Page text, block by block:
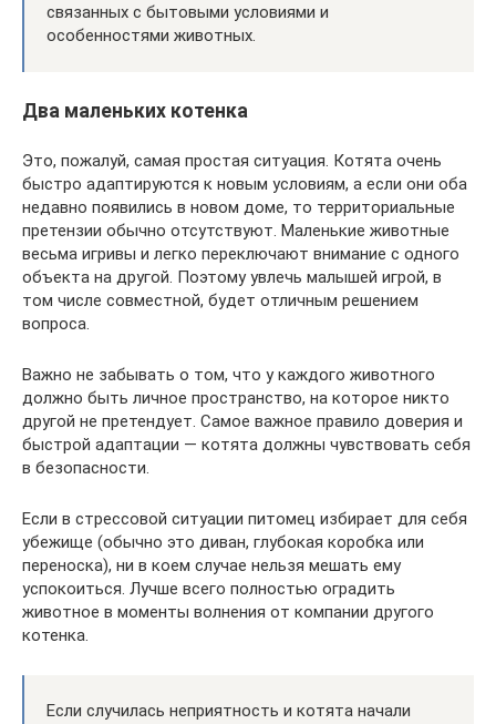
связанных с бытовыми условиями и
особенностями животных.
Два маленьких котенка
Это, пожалуй, самая простая ситуация. Котята очень
быстро адаптируются к новым условиям, а если они оба
недавно появились в новом доме, то территориальные
претензии обычно отсутствуют. Маленькие животные
весьма игривы и легко переключают внимание с одного
объекта на другой. Поэтому увлечь малышей игрой, в
том числе совместной, будет отличным решением
вопроса.
Важно не забывать о том, что у каждого животного
должно быть личное пространство, на которое никто
другой не претендует. Самое важное правило доверия и
быстрой адаптации — котята должны чувствовать себя
в безопасности.
Если в стрессовой ситуации питомец избирает для себя
убежище (обычно это диван, глубокая коробка или
переноска), ни в коем случае нельзя мешать ему
успокоиться. Лучше всего полностью оградить
животное в моменты волнения от компании другого
котенка.
Если случилась неприятность и котята начали